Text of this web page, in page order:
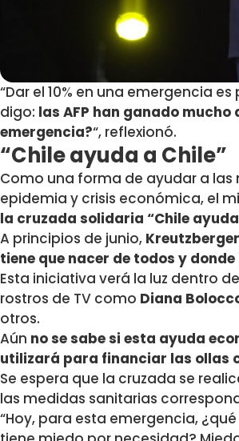
“Dar el 10% en una emergencia
digo: las AFP han ganado
emergencia?“, reflexionó.
“Chile ayuda a Chile”
Como una forma de ayudar a
epidemia y crisis económica, el
la cruzada solidaria “Chile ayuda
A principios de junio, Kreutzberger
tiene que nacer de todos y
Esta iniciativa verá la luz dentro
rostros de TV como Diana
otros.
Aún no se sabe si esta ayuda
utilizará para financiar las ollas
Se espera que la cruzada se
las medidas sanitarias
“Hoy, para esta emergencia,